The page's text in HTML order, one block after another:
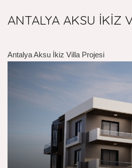
ANTALYA AKSU İKİZ
Antalya Aksu İkiz Villa Projesi